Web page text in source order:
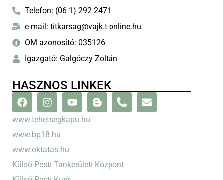
Telefon: (06 1) 292 2471
e-mail: titkarsag@vajk.t-online.hu
OM azonosító: 035126
Igazgató: Galgóczy Zoltán
HASZNOS LINKEK
www.tehetsegkapu.hu
www.bp18.hu
www.oktatas.hu
Külső-Pesti Tankerületi Központ